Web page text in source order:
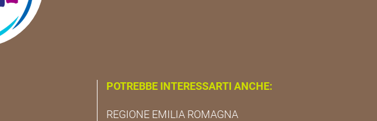
POTREBBE INTERESSARTI ANCHE:
REGIONE EMILIA ROMAGNA